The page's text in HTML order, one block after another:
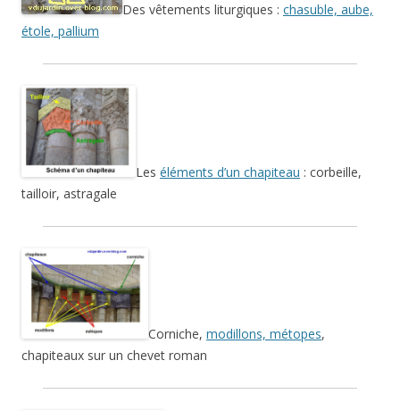
Des vêtements liturgiques : chasuble, aube,
étole, pallium
Les éléments d’un chapiteau : corbeille,
tailloir, astragale
Corniche, modillons, métopes,
chapiteaux sur un chevet roman